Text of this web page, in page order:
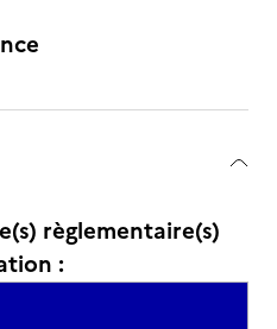
règlementaire(s)
: